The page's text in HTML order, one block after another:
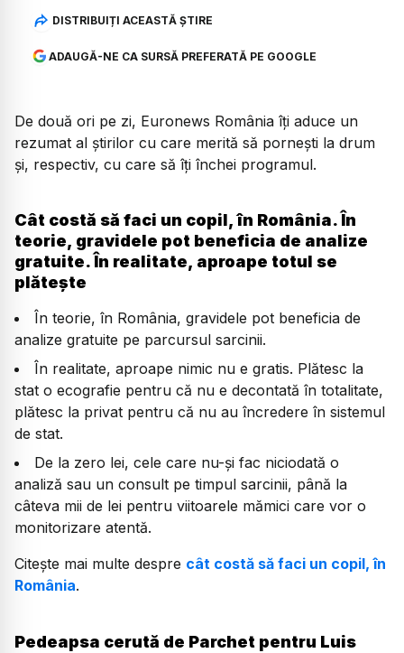
DISTRIBUIȚI ACEASTĂ ȘTIRE
ADAUGĂ-NE CA SURSĂ PREFERATĂ PE GOOGLE
De două ori pe zi, Euronews România îți aduce un
rezumat al știrilor cu care merită să pornești la drum
și, respectiv, cu care să îți închei programul.
Cât costă să faci un copil, în România. În
teorie, gravidele pot beneficia de analize
gratuite. În realitate, aproape totul se
plătește
În teorie, în România, gravidele pot beneficia de
analize gratuite pe parcursul sarcinii.
În realitate, aproape nimic nu e gratis. Plătesc la
stat o ecografie pentru că nu e decontată în totalitate,
plătesc la privat pentru că nu au încredere în sistemul
de stat.
De la zero lei, cele care nu-și fac niciodată o
analiză sau un consult pe timpul sarcinii, până la
câteva mii de lei pentru viitoarele mămici care vor o
monitorizare atentă.
Citește mai multe despre cât costă să faci un copil, în
România.
Pedeapsa cerută de Parchet pentru Luis